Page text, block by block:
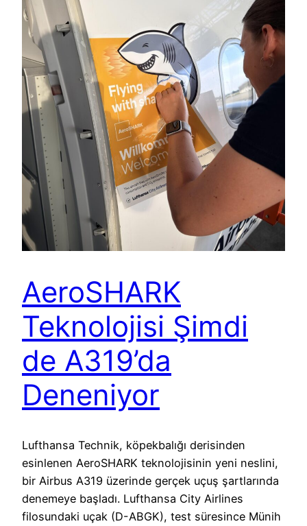
AeroSHARK
Teknolojisi Şimdi
de A319’da
Deneniyor
Lufthansa Technik, köpekbalığı derisinden
esinlenen AeroSHARK teknolojisinin yeni neslini,
bir Airbus A319 üzerinde gerçek uçuş şartlarında
denemeye başladı. Lufthansa City Airlines
filosundaki uçak (D-ABGK), test süresince Münih